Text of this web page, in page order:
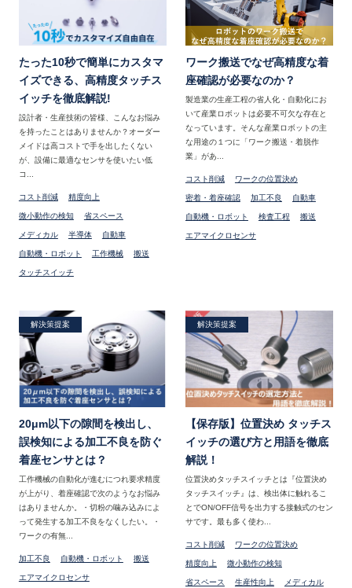
たった10秒で簡単にカスタマ
イズできる、高精度タッチス
イッチを徹底解説!
設計者・生産技術の皆様、こんなお悩み
を持ったことはありませんか？オーダー
メイドは高コストで手を出したくない
が、設備に最適なセンサを使いたい低
コ...
コスト削減 精度向上
微小動作の検知 省スペース
メディカル 半導体 自動車
自動機・ロボット 工作機械 搬送
タッチスイッチ
ワーク搬送でなぜ高精度な着
座確認が必要なのか？
製造業の生産工程の省人化・自動化にお
いて産業ロボットは必要不可欠な存在と
なっています。そんな産業ロボットの主
な用途の１つに「ワーク搬送・着脱作
業」があ...
コスト削減 ワークの位置決め
密着・着座確認 加工不良 自動車
自動機・ロボット 検査工程 搬送
エアマイクロセンサ
解決策提案
20μm以下の隙間を検出し、
誤検知による加工不良を防ぐ
着座センサとは？
工作機械の自動化が進むにつれ要求精度
が上がり、着座確認で次のようなお悩み
はありませんか。・切粉の噛み込みによ
って発生する加工不良をなくしたい。・
ワークの有無...
加工不良 自動機・ロボット 搬送
エアマイクロセンサ
解決策提案
【保存版】位置決め タッチス
イッチの選び方と用語を徹底
解説！
位置決めタッチスイッチとは『位置決め
タッチスイッチ』は、検出体に触れるこ
とでON/OFF信号を出力する接触式のセン
サです。最も多く使わ...
コスト削減 ワークの位置決め
精度向上 微小動作の検知
省スペース 生産性向上 メディカル